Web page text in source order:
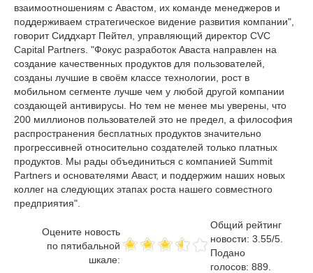
взаимоотношениям с Авастом, их команде менеджеров и
поддерживаем стратегическое видение развития компании",
говорит Сиддхарт Пейтел, управляющий директор CVC
Capital Partners. "Фокус разработок Аваста направлен на
создание качественных продуктов для пользователей,
созданы лучшие в своём классе технологии, рост в
мобильном сегменте лучше чем у любой другой компании
создающей антивирусы. Но тем не менее мы уверены, что
200 миллионов пользователей это не предел, а философия
распространения бесплатных продуктов значительно
прогрессивней относительно создателей только платных
продуктов. Мы рады объединиться с компанией Summit
Partners и основателями Аваст, и поддержим наших новых
коллег на следующих этапах роста нашего совместного
предприятия".
Оцените новость
по пятибальной
шкале:
Общий рейтинг
новости: 3.55/5.
Подано
голосов: 889